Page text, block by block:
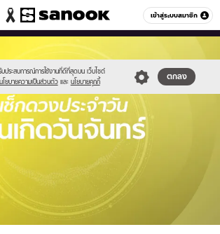
เข้าสู่ระบบสมาชิก
หมวดอื่นๆ
บประสบการณ์การใช้งานที่ดีที่สุดบน เว็บไซต์
นโยบายความเป็นส่วนตัว และ นโยบายคุกกี้
ตกลง
images/logo-
fxd/day/monday.jpg